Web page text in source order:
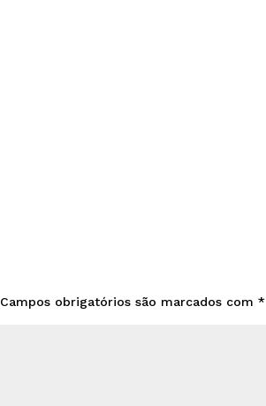
Campos obrigatórios são marcados com*